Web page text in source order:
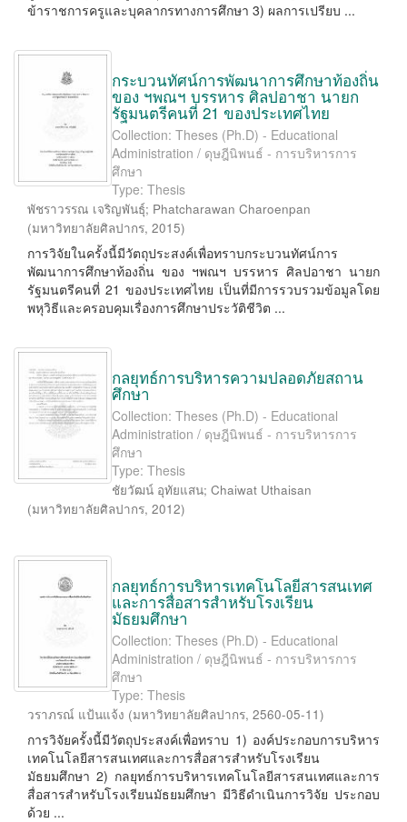
ข้าราชการครูและบุคลากรทางการศึกษา 3) ผลการเปรียบ ...
กระบวนทัศน์การพัฒนาการศึกษาท้องถิ่น
ของ ฯพณฯ บรรหาร ศิลปอาชา นายก
รัฐมนตรีคนที่ 21 ของประเทศไทย
Collection: Theses (Ph.D) - Educational
Administration / ดุษฎีนิพนธ์ - การบริหารการ
ศึกษา
Type: Thesis
พัชราวรรณ เจริญพันธุ์; Phatcharawan Charoenpan
(มหาวิทยาลัยศิลปากร, 2015)
การวิจัยในครั้งนี้มีวัตถุประสงค์เพื่อทราบกระบวนทัศน์การ
พัฒนาการศึกษาท้องถิ่น ของ ฯพณฯ บรรหาร ศิลปอาชา นายก
รัฐมนตรีคนที่ 21 ของประเทศไทย เป็นที่มีการรวบรวมข้อมูลโดย
พหุวิธีและครอบคุมเรื่องการศึกษาประวัติชีวิต ...
กลยุทธ์การบริหารความปลอดภัยสถาน
ศึกษา
Collection: Theses (Ph.D) - Educational
Administration / ดุษฎีนิพนธ์ - การบริหารการ
ศึกษา
Type: Thesis
ชัยวัฒน์ อุทัยแสน; Chaiwat Uthaisan
(มหาวิทยาลัยศิลปากร, 2012)
กลยุทธ์การบริหารเทคโนโลยีสารสนเทศ
และการสื่อสารสำหรับโรงเรียน
มัธยมศึกษา
Collection: Theses (Ph.D) - Educational
Administration / ดุษฎีนิพนธ์ - การบริหารการ
ศึกษา
Type: Thesis
วราภรณ์ แป้นแจ้ง (มหาวิทยาลัยศิลปากร, 2560-05-11)
การวิจัยครั้งนี้มีวัตถุประสงค์เพื่อทราบ 1) องค์ประกอบการบริหาร
เทคโนโลยีสารสนเทศและการสื่อสารสำหรับโรงเรียน
มัธยมศึกษา 2) กลยุทธ์การบริหารเทคโนโลยีสารสนเทศและการ
สื่อสารสำหรับโรงเรียนมัธยมศึกษา มีวิธีดำเนินการวิจัย ประกอบ
ด้วย ...